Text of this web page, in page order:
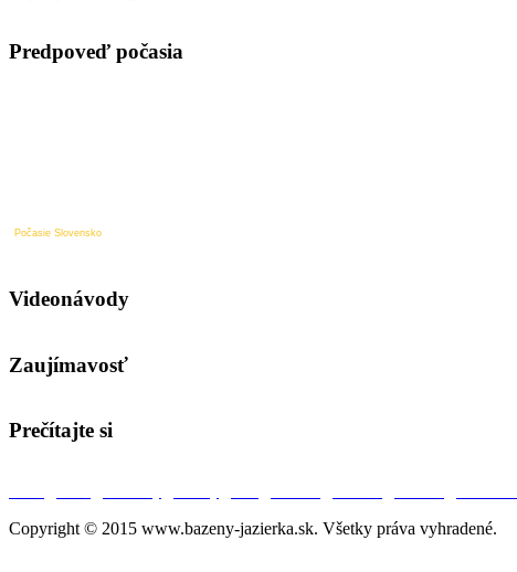
Predpoveď počasia
Počasie Slovensko
Videonávody
Zaujímavosť
Prečítajte si
Copyright © 2015 www.bazeny-jazierka.sk. Všetky práva vyhradené.